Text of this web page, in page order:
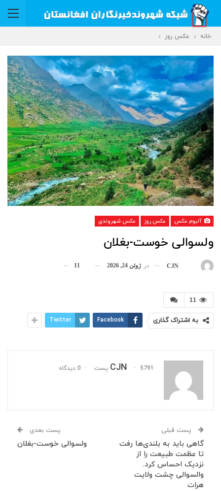
خانه عکس روز
آلبوم عکس عکس روز عکس شهروندی
ولسوالی خوست-بغلان
CJN در ژوئن 24, 2026 11
11
به اشتراک گذاری Facebook
Twitter
CJN 5791 پست 0 دیدگاه
پست قبلی
گاهی باید به بلندی‌ها رفت
تا عظمت طبیعت را از
نزدیک احساس کرد.
والسوالی چشت ولایت
هرات
پست بعدی
ولسوالی خوست-بغلان